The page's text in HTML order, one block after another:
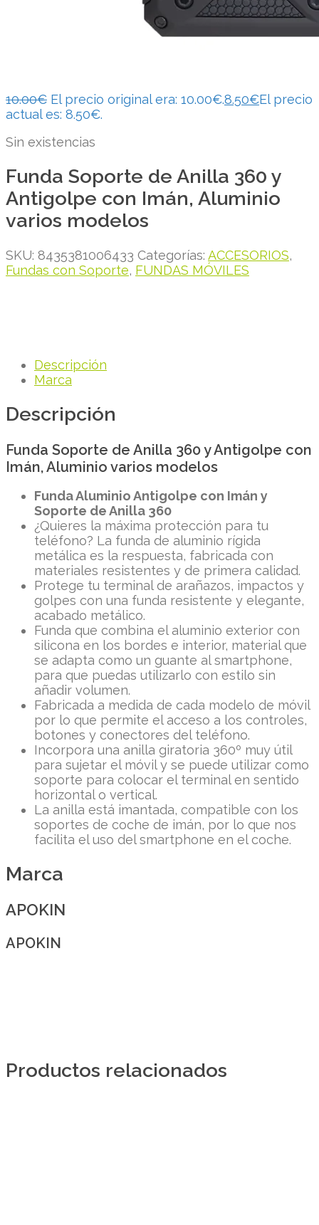
10.00€ El precio original era: 10.00€.8.50€El precio
actual es: 8.50€.
Sin existencias
Funda Soporte de Anilla 360 y
Antigolpe con Imán, Aluminio
varios modelos
SKU: 8435381006433 Categorías: ACCESORIOS,
Fundas con Soporte, FUNDAS MÓVILES
Descripción
Marca
Descripción
Funda Soporte de Anilla 360 y Antigolpe con
Imán, Aluminio varios modelos
Funda Aluminio Antigolpe con Imán y
Soporte de Anilla 360
¿Quieres la máxima protección para tu
teléfono? La funda de aluminio rígida
metálica es la respuesta, fabricada con
materiales resistentes y de primera calidad.
Protege tu terminal de arañazos, impactos y
golpes con una funda resistente y elegante,
acabado metálico.
Funda que combina el aluminio exterior con
silicona en los bordes e interior, material que
se adapta como un guante al smartphone,
para que puedas utilizarlo con estilo sin
añadir volumen.
Fabricada a medida de cada modelo de móvil
por lo que permite el acceso a los controles,
botones y conectores del teléfono.
Incorpora una anilla giratoria 360º muy útil
para sujetar el móvil y se puede utilizar como
soporte para colocar el terminal en sentido
horizontal o vertical.
La anilla está imantada, compatible con los
soportes de coche de imán, por lo que nos
facilita el uso del smartphone en el coche.
Marca
APOKIN
APOKIN
Productos relacionados